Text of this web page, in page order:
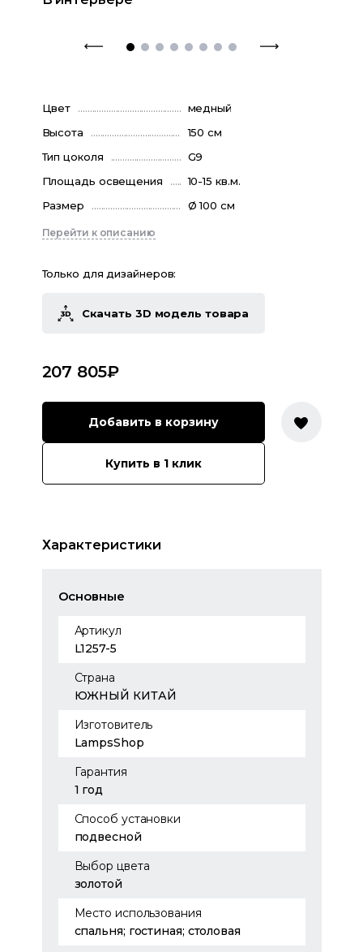
Цвет
медный
Высота
150 см
Тип цоколя
G9
Площадь освещения
10-15 кв.м.
Размер
Ø 100 см
Перейти к описанию
Только для дизайнеров:
Скачать 3D модель товара
207 805₽
Добавить в корзину
Купить в 1 клик
Характеристики
Основные
Артикул
L1257-5
Страна
ЮЖНЫЙ КИТАЙ
Изготовитель
LampsShop
Гарантия
1 год
Способ установки
подвесной
Выбор цвета
золотой
Место использования
спальня; гостиная; столовая